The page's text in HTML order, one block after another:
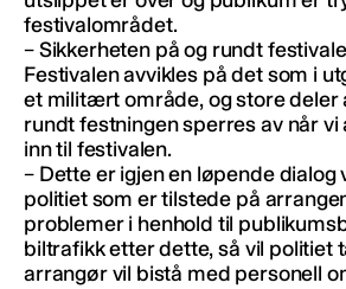
festivalområdet.
– Sikkerheten på og rundt
Festivalen avvikles på det som i
et militært område, og store deler
rundt festningen sperres av når
inn til festivalen.
– Dette er igjen en løpende dialog
politiet som er tilstede på
problemer i henhold til
biltrafikk etter dette, så vil politiet
arrangør vil bistå med personell